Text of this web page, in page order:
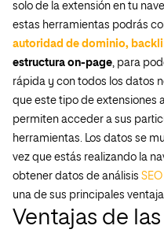
solo de la extensión en tu
estas herramientas podrás
autoridad de dominio,
estructura on-page, para
rápida y con todos los datos
que este tipo de extensiones
permiten acceder a sus
herramientas. Los datos se
vez que estás realizando la
obtener datos de análisis SEO
una de sus principales
Ventajas de